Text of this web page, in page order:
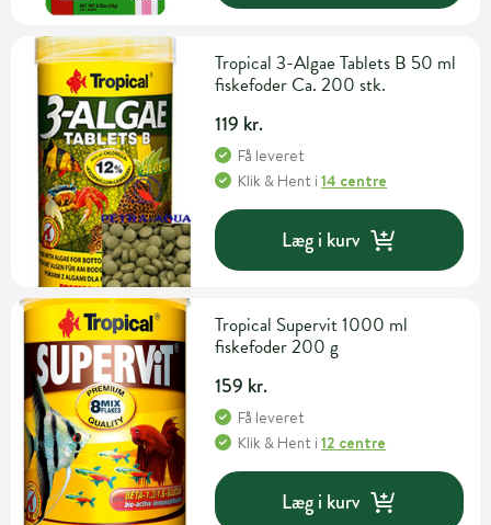
Tropical 3-Algae Tablets B 50 ml
fiskefoder Ca. 200 stk.
119 kr.
Få leveret
Klik & Hent i14 centre
Læg i kurv
Tropical Supervit 1000 ml
fiskefoder 200 g
159 kr.
Få leveret
Klik & Hent i12 centre
Læg i kurv